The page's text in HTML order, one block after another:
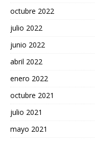
octubre 2022
julio 2022
junio 2022
abril 2022
enero 2022
octubre 2021
julio 2021
mayo 2021